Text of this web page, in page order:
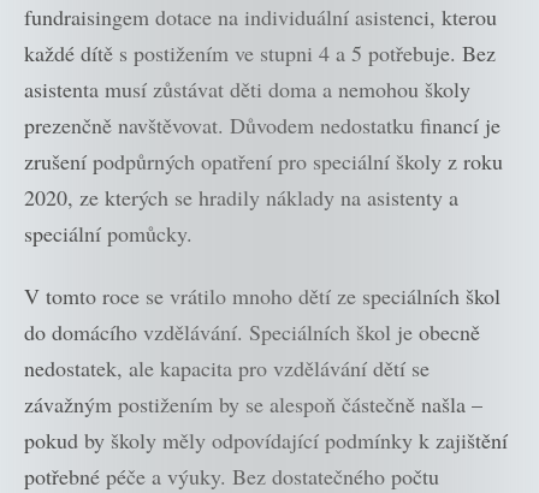
fundraisingem dotace na individuální asistenci, kterou
každé dítě s postižením ve stupni 4 a 5 potřebuje. Bez
asistenta musí zůstávat děti doma a nemohou školy
prezenčně navštěvovat. Důvodem nedostatku financí je
zrušení podpůrných opatření pro speciální školy z roku
2020, ze kterých se hradily náklady na asistenty a
speciální pomůcky.
V tomto roce se vrátilo mnoho dětí ze speciálních škol
do domácího vzdělávání. Speciálních škol je obecně
nedostatek, ale kapacita pro vzdělávání dětí se
závažným postižením by se alespoň částečně našla –
pokud by školy měly odpovídající podmínky k zajištění
potřebné péče a výuky. Bez dostatečného počtu